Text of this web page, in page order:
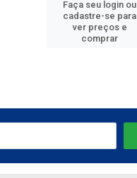
Faça seu login ou
cadastre-se para
ver preços e
comprar